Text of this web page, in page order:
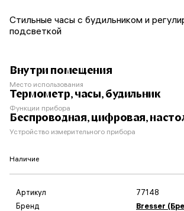
Стильные часы с будильником и
подсветкой
Внутри помещения
Место использования
Термометр, часы, будильник
Функции прибора
Беспроводная, цифровая,
Устройство измерительного прибора
Наличие
Артикул
77148
Бренд
Bresser